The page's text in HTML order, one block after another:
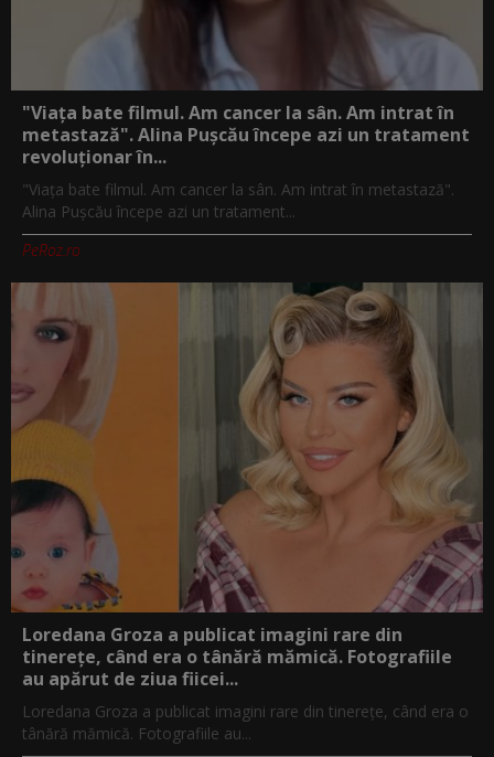
"Viața bate filmul. Am cancer la sân. Am intrat în
metastază". Alina Pușcău începe azi un tratament
revoluționar în...
"Viața bate filmul. Am cancer la sân. Am intrat în metastază".
Alina Pușcău începe azi un tratament...
PeRoz.ro
Loredana Groza a publicat imagini rare din
tinerețe, când era o tânără mămică. Fotografiile
au apărut de ziua fiicei...
Loredana Groza a publicat imagini rare din tinerețe, când era o
tânără mămică. Fotografiile au...